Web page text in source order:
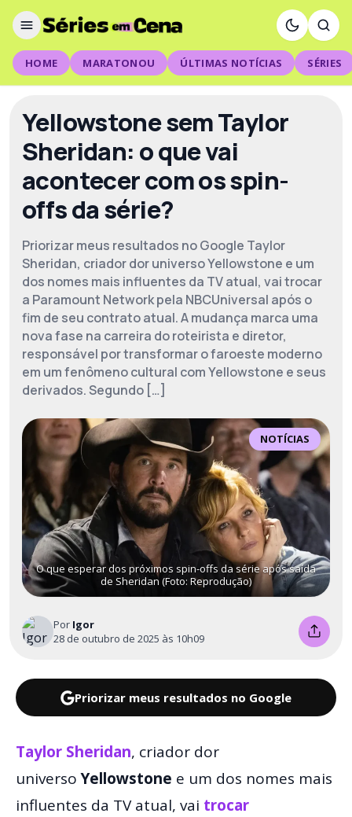
HOME MARATONOU ÚLTIMAS NOTÍCIAS SÉRIES
Yellowstone sem Taylor
Sheridan: o que vai
acontecer com os spin-
offs da série?
Priorizar meus resultados no Google Taylor
Sheridan, criador dor universo Yellowstone e um
dos nomes mais influentes da TV atual, vai trocar
a Paramount Network pela NBCUniversal após o
fim de seu contrato atual. A mudança marca uma
nova fase na carreira do roteirista e diretor,
responsável por transformar o faroeste moderno
em um fenômeno cultural com Yellowstone e seus
derivados. Segundo […]
NOTÍCIAS
O que esperar dos próximos spin-offs da série após saída
de Sheridan (Foto: Reprodução)
Por Igor
28 de outubro de 2025 às 10h09
Priorizar meus resultados no Google
Taylor Sheridan, criador dor
universoYellowstone e um dos nomes mais
influentes da TV atual, vai trocar